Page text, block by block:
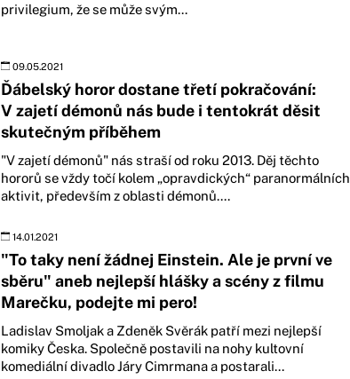
privilegium, že se může svým...
09.05.2021
Ďábelský horor dostane třetí pokračování:
V zajetí démonů nás bude i tentokrát děsit
skutečným příběhem
"V zajetí démonů" nás straší od roku 2013. Děj těchto
hororů se vždy točí kolem „opravdických“ paranormálních
aktivit, především z oblasti démonů....
14.01.2021
"To taky není žádnej Einstein. Ale je první ve
sběru" aneb nejlepší hlášky a scény z filmu
Marečku, podejte mi pero!
Ladislav Smoljak a Zdeněk Svěrák patří mezi nejlepší
komiky Česka. Společně postavili na nohy kultovní
komediální divadlo Járy Cimrmana a postarali...